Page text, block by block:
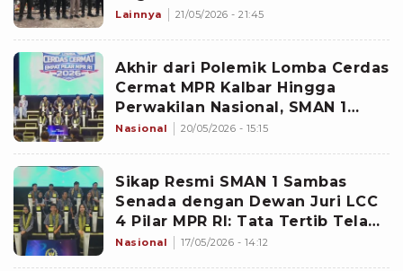
Malaysia
Lainnya 21/05/2026 - 21:45
Akhir dari Polemik Lomba Cerdas
Cermat MPR Kalbar Hingga
Perwakilan Nasional, SMAN 1
Pontianak Beberkan Isi Surat
Nasional 20/05/2026 - 15:15
Sikap Resmi SMAN 1 Sambas
Senada dengan Dewan Juri LCC
4 Pilar MPR RI: Tata Tertib Telah
Disepakati Seluruh
Nasional 17/05/2026 - 14:12